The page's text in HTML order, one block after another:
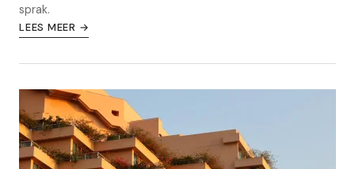
sprak.
LEES MEER →